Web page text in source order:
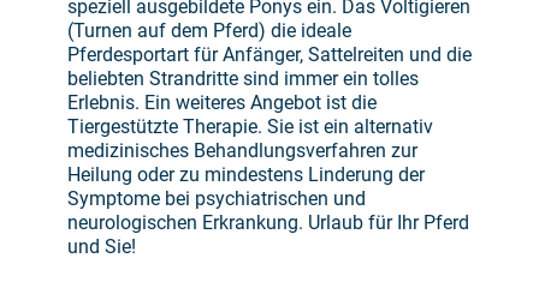
speziell ausgebildete Ponys ein. Das Voltigieren
(Turnen auf dem Pferd) die ideale
Pferdesportart für Anfänger, Sattelreiten und die
beliebten Strandritte sind immer ein tolles
Erlebnis. Ein weiteres Angebot ist die
Tiergestützte Therapie. Sie ist ein alternativ
medizinisches Behandlungsverfahren zur
Heilung oder zu mindestens Linderung der
Symptome bei psychiatrischen und
neurologischen Erkrankung. Urlaub für Ihr Pferd
und Sie!